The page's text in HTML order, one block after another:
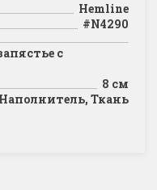
Hemline
#N4290
c
8 см
Наполнитель, Ткань